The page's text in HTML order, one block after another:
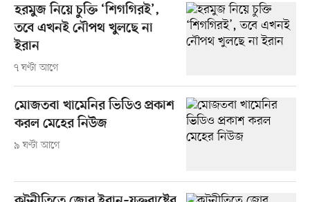
হরমুজ নিয়ে চুক্তি ‘শিগগিরই’,
তবে এখনই নৌপথ খুলছে না
ইরান
৭ ঘণ্টা আগে
মোজতবা খামেনির ভিডিও প্রকাশ
করল মেহের নিউজ
৯ ঘণ্টা আগে